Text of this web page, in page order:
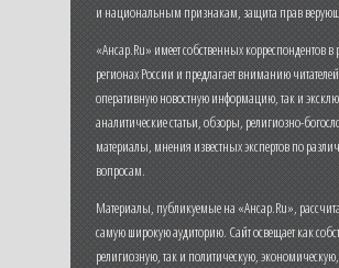
и национальным признакам, защита прав
«Ансар.Ru» имеет собственных корреспондентов
регионах России и предлагает вниманию
оперативную новостную информацию, так и
аналитические статьи, обзоры, религиозно-
материалы, мнения известных экспертов по
вопросам.
Материалы, публикуемые на «Ансар.Ru»,
самую широкую аудиторию. Сайт освещает как
религиозную, так и политическую,